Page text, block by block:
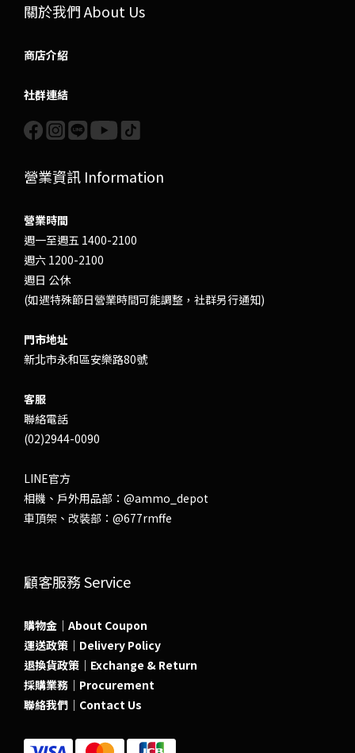
關於我們 About Us
商店介紹
社群連結
營業資訊 Information
營業時間
週一至週五 1400-2100
週六 1200-2100
週日 公休
(如遇特殊節日營業時間可能調整，社群另行通知)
門市地址
新北市永和區安樂路80號
客服
聯絡電話
(02)2944-0090
LINE官方
相機、戶外用品部： @ammo_depot
車頂架、改裝部： @677rmffe
顧客服務 Service
購物金｜About Coupon
運送政策｜Delivery Policy
退換貨政策｜Exchange & Return
採購業務｜Procurement
聯絡我們｜Contact Us